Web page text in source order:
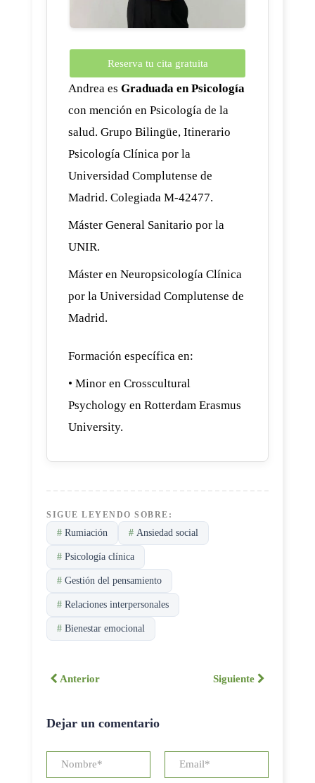
Reserva tu cita gratuita
Andrea es Graduada en Psicología
con mención en Psicología de la
salud. Grupo Bilingüe, Itinerario
Psicología Clínica por la
Universidad Complutense de
Madrid. Colegiada M-42477.
Máster General Sanitario por la
UNIR.
Máster en Neuropsicología Clínica
por la Universidad Complutense de
Madrid.
Formación específica en:
• Minor en Crosscultural
Psychology en Rotterdam Erasmus
University.
SIGUE LEYENDO SOBRE:
# Rumiación # Ansiedad social
# Psicología clínica
# Gestión del pensamiento
# Relaciones interpersonales
# Bienestar emocional
Anterior Siguiente
Dejar un comentario